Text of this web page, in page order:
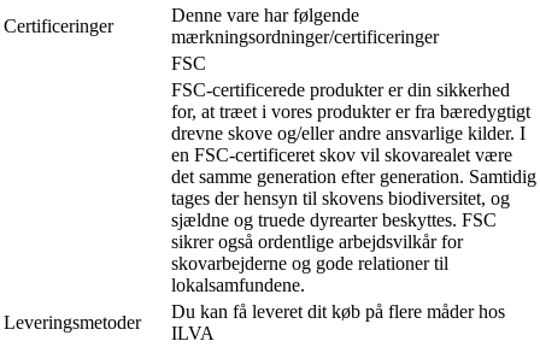
Certificeringer
Denne vare har følgende
mærkningsordninger/certificeringer
FSC
FSC-certificerede produkter er din sikkerhed
for, at træet i vores produkter er fra bæredygtigt
drevne skove og/eller andre ansvarlige kilder. I
en FSC-certificeret skov vil skovarealet være
det samme generation efter generation. Samtidig
tages der hensyn til skovens biodiversitet, og
sjældne og truede dyrearter beskyttes. FSC
sikrer også ordentlige arbejdsvilkår for
skovarbejderne og gode relationer til
lokalsamfundene.
Leveringsmetoder
Du kan få leveret dit køb på flere måder hos
ILVA